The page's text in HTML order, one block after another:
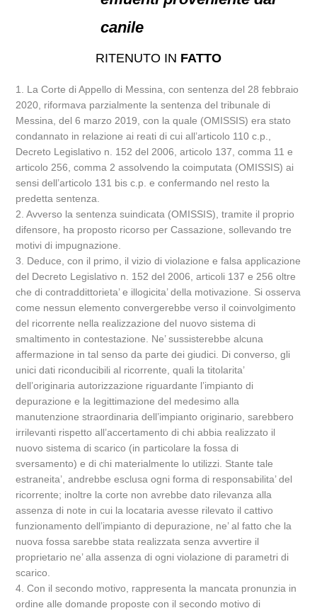
canile
RITENUTO IN FATTO
1. La Corte di Appello di Messina, con sentenza del 28 febbraio
2020, riformava parzialmente la sentenza del tribunale di
Messina, del 6 marzo 2019, con la quale (OMISSIS) era stato
condannato in relazione ai reati di cui all’articolo 110 c.p.,
Decreto Legislativo n. 152 del 2006, articolo 137, comma 11 e
articolo 256, comma 2 assolvendo la coimputata (OMISSIS) ai
sensi dell’articolo 131 bis c.p. e confermando nel resto la
predetta sentenza.
2. Avverso la sentenza suindicata (OMISSIS), tramite il proprio
difensore, ha proposto ricorso per Cassazione, sollevando tre
motivi di impugnazione.
3. Deduce, con il primo, il vizio di violazione e falsa applicazione
del Decreto Legislativo n. 152 del 2006, articoli 137 e 256 oltre
che di contraddittorieta’ e illogicita’ della motivazione. Si osserva
come nessun elemento convergerebbe verso il coinvolgimento
del ricorrente nella realizzazione del nuovo sistema di
smaltimento in contestazione. Ne’ sussisterebbe alcuna
affermazione in tal senso da parte dei giudici. Di converso, gli
unici dati riconducibili al ricorrente, quali la titolarita’
dell’originaria autorizzazione riguardante l’impianto di
depurazione e la legittimazione del medesimo alla
manutenzione straordinaria dell’impianto originario, sarebbero
irrilevanti rispetto all’accertamento di chi abbia realizzato il
nuovo sistema di scarico (in particolare la fossa di
sversamento) e di chi materialmente lo utilizzi. Stante tale
estraneita’, andrebbe esclusa ogni forma di responsabilita’ del
ricorrente; inoltre la corte non avrebbe dato rilevanza alla
assenza di note in cui la locataria avesse rilevato il cattivo
funzionamento dell’impianto di depurazione, ne’ al fatto che la
nuova fossa sarebbe stata realizzata senza avvertire il
proprietario ne’ alla assenza di ogni violazione di parametri di
scarico.
4. Con il secondo motivo, rappresenta la mancata pronunzia in
ordine alle domande proposte con il secondo motivo di